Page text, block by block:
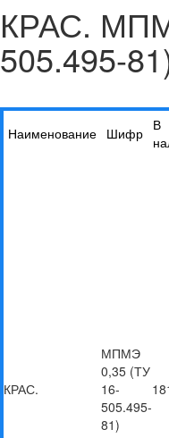
КРАС.
505.495-
Наименование Шифр В
КРАС.
МПМЭ
0,35 (ТУ
16-
505.495-
81)